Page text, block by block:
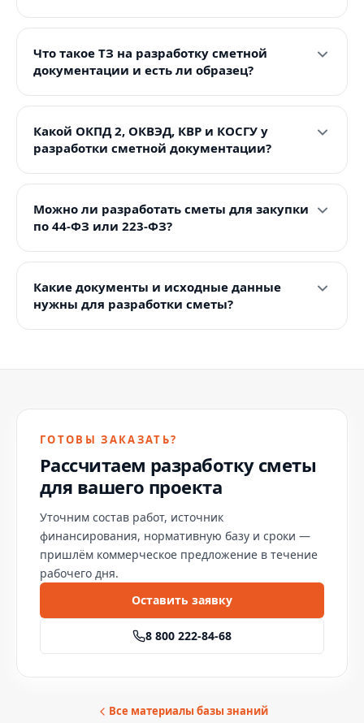
Что такое ТЗ на разработку сметной
документации и есть ли образец?
Какой ОКПД 2, ОКВЭД, КВР и КОСГУ у
разработки сметной документации?
Можно ли разработать сметы для закупки
по 44-ФЗ или 223-ФЗ?
Какие документы и исходные данные
нужны для разработки сметы?
ГОТОВЫ ЗАКАЗАТЬ?
Рассчитаем разработку сметы
для вашего проекта
Уточним состав работ, источник
финансирования, нормативную базу и сроки —
пришлём коммерческое предложение в течение
рабочего дня.
Оставить заявку
8 800 222-84-68
Все материалы базы знаний